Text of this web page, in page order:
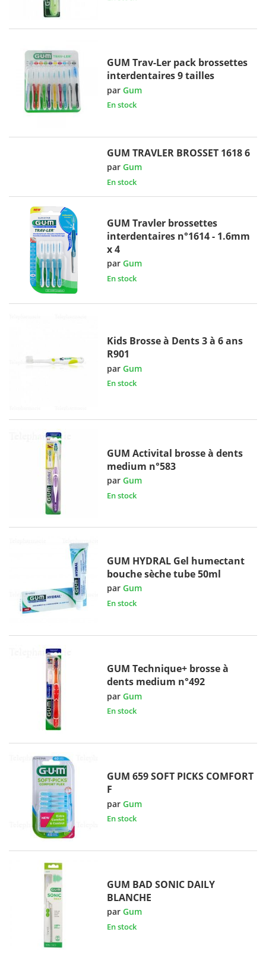
GUM Trav-Ler pack brossettes
interdentaires 9 tailles
parGum
En stock
GUM TRAVLER BROSSET 1618 6
parGum
En stock
GUM Travler brossettes
interdentaires n°1614 - 1.6mm
x 4
parGum
En stock
Kids Brosse à Dents 3 à 6 ans
R901
parGum
En stock
GUM Activital brosse à dents
medium n°583
parGum
En stock
GUM HYDRAL Gel humectant
bouche sèche tube 50ml
parGum
En stock
GUM Technique+ brosse à
dents medium n°492
parGum
En stock
GUM 659 SOFT PICKS COMFORT
F
parGum
En stock
GUM BAD SONIC DAILY
BLANCHE
parGum
En stock